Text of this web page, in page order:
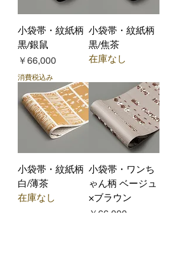
小袋帯・紋紙柄
黒/銀鼠
価格
￥66,000
消費税込み
小袋帯・紋紙柄
黒/焦茶
在庫なし
小袋帯・紋紙柄
白/薄茶
在庫なし
小袋帯・ワンち
ゃん柄 ベージュ
×ブラウン
価格
￥66,000